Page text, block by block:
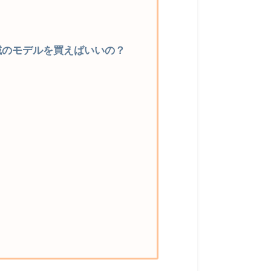
モデルを買えばいいの？